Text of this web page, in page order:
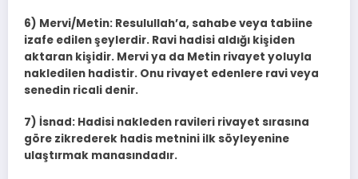
6) Mervi/Metin: Resulullah’a, sahabe veya tabiine
izafe edilen şeylerdir. Ravi hadisi aldığı kişiden
aktaran kişidir. Mervi ya da Metin rivayet yoluyla
nakledilen hadistir. Onu rivayet edenlere ravi veya
senedin ricali denir.
7) İsnad: Hadisi nakleden ravileri rivayet sırasına
göre zikrederek hadis metnini ilk söyleyenine
ulaştırmak manasındadır.